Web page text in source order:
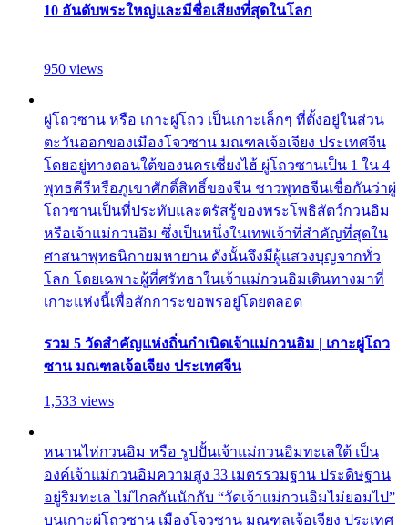
10 อันดับพระใหญ่และมีชื่อเสียงที่สุดในโลก
950 views
ผู่โถวซาน หรือ เกาะผู่โถว เป็นเกาะเล็กๆ ที่ตั้งอยู่ในส่วน
ตะวันออกของเมืองโจวซาน มณฑลเจ้อเจียง ประเทศจีน
โดยอยู่ทางตอนใต้ของนครเซี่ยงไฮ้ ผู่โถวซานเป็น 1 ใน 4
พุทธคีรีหรือภูเขาศักดิ์สิทธิ์ของจีน ชาวพุทธจีนเชื่อกันว่าผู่
โถวซานเป็นที่ประทับและตรัสรู้ของพระโพธิสัตว์กวนอิม
หรือเจ้าแม่กวนอิม ซึ่งเป็นหนึ่งในเทพเจ้าที่สำคัญที่สุดใน
ศาสนาพุทธนิกายมหายาน ดังนั้นจึงมีผู้แสวงบุญจากทั่ว
โลก โดยเฉพาะผู้ที่ศรัทธาในเจ้าแม่กวนอิมเดินทางมาที่
เกาะแห่งนี้เพื่อสักการะขอพรอยู่โดยตลอด
รวม 5 วัดสำคัญแห่งถิ่นกำเนิดเจ้าแม่กวนอิม | เกาะผู่โถว
ซาน มณฑลเจ้อเจียง ประเทศจีน
1,533 views
หนานไห่กวนอิม หรือ รูปปั้นเจ้าแม่กวนอิมทะเลใต้ เป็น
องค์เจ้าแม่กวนอิมความสูง 33 เมตรรวมฐาน ประดิษฐาน
อยู่ริมทะเล ไม่ไกลกันนักกับ “วัดเจ้าแม่กวนอิมไม่ยอมไป”
บนเกาะผู่โถวซาน เมืองโจวซาน มณฑลเจ้อเจียง ประเทศ